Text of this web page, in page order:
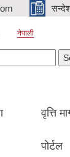
नेपाली
वृत्ति
पोर्टल